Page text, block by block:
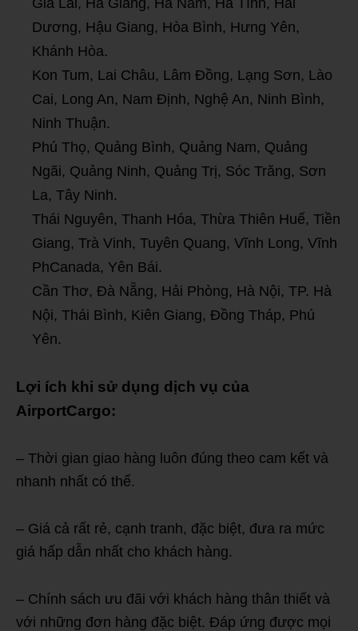
Dương, Hậu Giang, Hòa Bình, Hưng Yên,
Khánh Hòa.
Kon Tum, Lai Châu, Lâm Đồng, Lạng Sơn, Lào
Cai, Long An, Nam Định, Nghệ An, Ninh Bình,
Ninh Thuận.
Phú Thọ, Quảng Bình, Quảng Nam, Quảng
Ngãi, Quảng Ninh, Quảng Trị, Sóc Trăng, Sơn
La, Tây Ninh.
Thái Nguyên, Thanh Hóa, Thừa Thiên Huế, Tiền
Giang, Trà Vinh, Tuyên Quang, Vĩnh Long, Vĩnh
PhCanada, Yên Bái.
Cần Thơ, Đà Nẵng, Hải Phòng, Hà Nội, TP. Hà
Nội, Thái Bình, Kiên Giang, Đồng Tháp, Phú
Yên.
Lợi ích khi sử dụng dịch vụ của
AirportCargo:
– Thời gian giao hàng luôn đúng theo cam kết và
nhanh nhất có thể.
– Giá cả rất rẻ, cạnh tranh, đặc biệt, đưa ra mức
giá hấp dẫn nhất cho khách hàng.
– Chính sách ưu đãi với khách hàng thân thiết và
với những đơn hàng đặc biệt. Đáp ứng được mọi